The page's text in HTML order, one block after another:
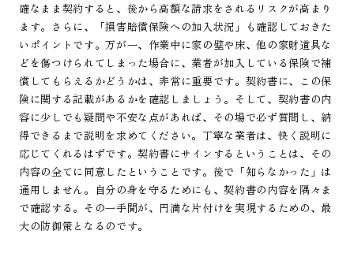
確なまま契約すると、後から高額な請求をされるリスクが高まり
ます。さらに、「損害賠償保険への加入状況」も確認しておきた
いポイントです。万が一、作業中に家の壁や床、他の家財道具な
どを傷つけられてしまった場合に、業者が加入している保険で補
償してもらえるかどうかは、非常に重要です。契約書に、この保
険に関する記載があるかを確認しましょう。そして、契約書の内
容に少しでも疑問や不安な点があれば、その場で必ず質問し、納
得できるまで説明を求めてください。丁寧な業者は、快く説明に
応じてくれるはずです。契約書にサインするということは、その
内容の全てに同意したということです。後で「知らなかった」は
通用しません。自分の身を守るためにも、契約書の内容を隅々ま
で確認する。その一手間が、円満な片付けを実現するための、最
大の防御策となるのです。